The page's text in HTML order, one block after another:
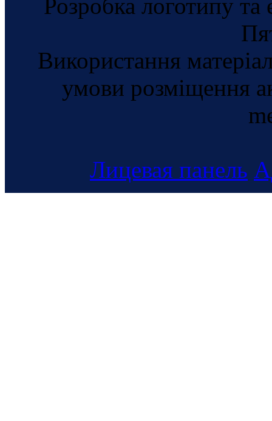
Розробка логотипу та
Використання
умови розміщення
Лицевая панель